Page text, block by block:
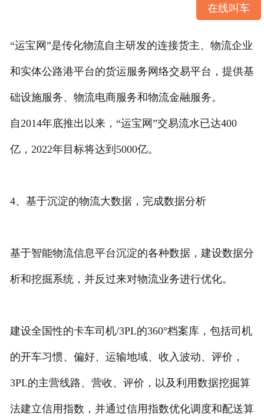
“运宝网”是传化物流自主研发的连接货主、物流企业
和实体公路港平台的货运服务网络交易平台，提供基
础设施服务、物流电商服务和物流金融服务。
自2014年底推出以来，“运宝网”交易流水已达400
亿，2022年目标将达到5000亿。
4、基于沉淀的物流大数据，完成数据分析
基于智能物流信息平台沉淀的各种数据，建设数据分
析和挖掘系统，并反过来对物流业务进行优化。
建设全国性的卡车司机/3PL的360°档案库，包括司机
的开车习惯、偏好、运输地域、收入波动、评价，
3PL的主营线路、营收、评价，以及利用数据挖掘算
法建立信用指数，并通过信用指数优化调度和配送算
在线叫车